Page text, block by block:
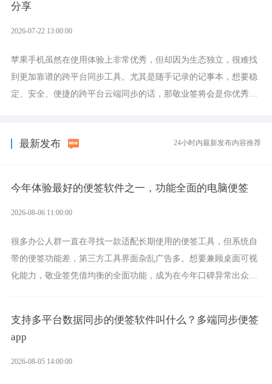
分享
2026-07-22 13:00:00
苹果手机虽然在使用体验上非常优秀，但却因为生态独立，很难找
到更加靠谱的跨平台同步工具。尤其是随手记录的记事本，想要稳
定、安全、便捷的跨平台云端同步的话，那敬业签将会是你优秀的
最新发布 24小时内最新发布内容推荐
今年体验最好的便签软件之一，功能全面的电脑便签
2026-08-06 11:00:00
很多办公人群一直在寻找一款适配长期使用的便签工具，但系统自
带的便签功能差，第三方工具界面杂乱广告多。想要兼顾桌面可视
化能力，敬业签凭借均衡的全面功能，成为在今年口碑异常出众的
支持多平台数据同步的便签软件叫什么？多端同步便签
app
2026-08-05 14:00:00